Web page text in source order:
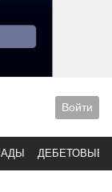
Войти
ДЕБЕТОВЫЕ